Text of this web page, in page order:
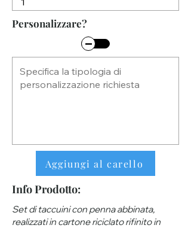
Personalizzare?
Aggiungi al carello
Info Prodotto:
Set di taccuini con penna abbinata,
realizzati in cartone riciclato rifinito in